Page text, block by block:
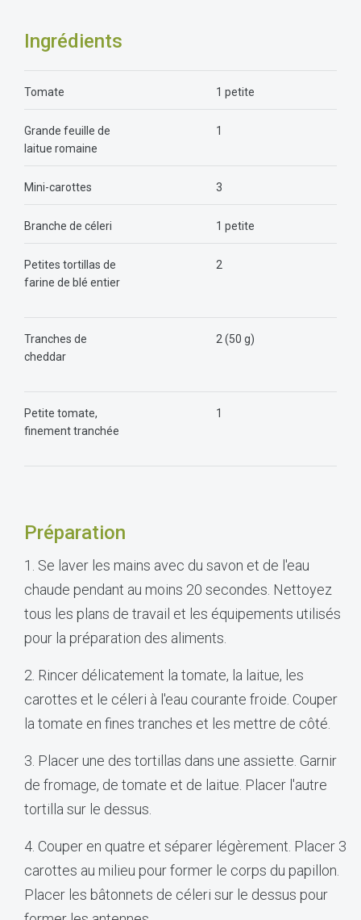
Ingrédients
Tomate 1 petite
Grande feuille de
laitue romaine
1
Mini-carottes 3
Branche de céleri 1 petite
Petites tortillas de
farine de blé entier
2
Tranches de
cheddar
2 (50 g)
Petite tomate,
finement tranchée
1
Préparation
1. Se laver les mains avec du savon et de l'eau
chaude pendant au moins 20 secondes. Nettoyez
tous les plans de travail et les équipements utilisés
pour la préparation des aliments.
2. Rincer délicatement la tomate, la laitue, les
carottes et le céleri à l'eau courante froide. Couper
la tomate en fines tranches et les mettre de côté.
3. Placer une des tortillas dans une assiette. Garnir
de fromage, de tomate et de laitue. Placer l'autre
tortilla sur le dessus.
4. Couper en quatre et séparer légèrement. Placer 3
carottes au milieu pour former le corps du papillon.
Placer les bâtonnets de céleri sur le dessus pour